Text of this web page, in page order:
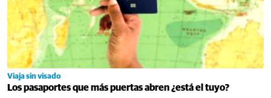
Viaja sin visado
Los pasaportes que más puertas abren ¿está el tuyo?